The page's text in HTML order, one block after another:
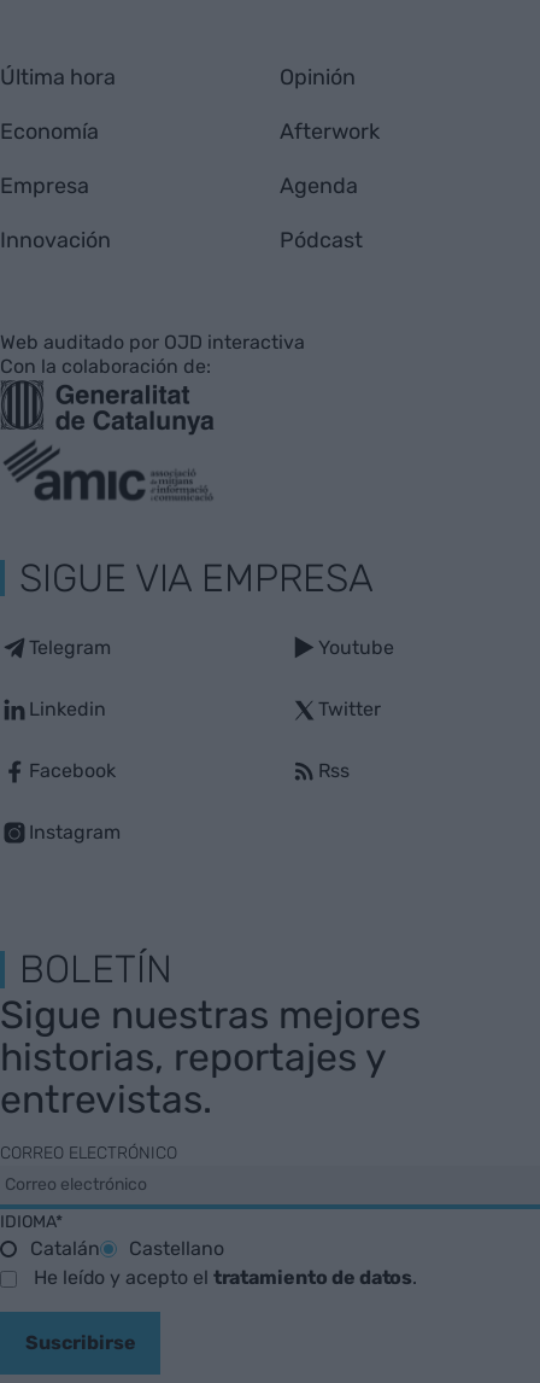
Última hora
Economía
Empresa
Innovación
Opinión
Afterwork
Agenda
Pódcast
Web auditado por OJD interactiva
Con la colaboración de:
SIGUE VIA EMPRESA
Telegram
Linkedin
Facebook
Instagram
Youtube
Twitter
Rss
BOLETÍN
Sigue nuestras mejores
historias, reportajes y
entrevistas.
CORREO ELECTRÓNICO
IDIOMA*
Catalán
Castellano
He leído y acepto el tratamiento de datos.
Suscribirse